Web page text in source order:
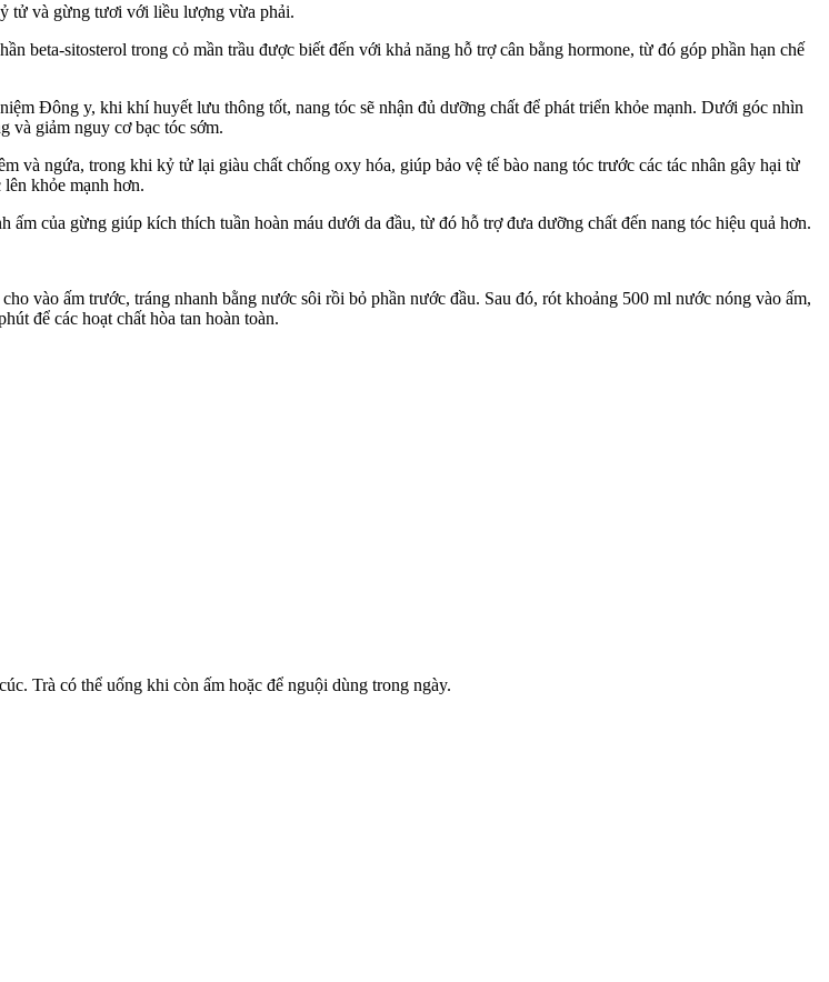
tử và gừng tươi với liều lượng vừa phải.
beta-sitosterol trong cỏ mần trầu được biết đến với khả năng hỗ trợ cân bằng hormone, từ đó góp phần hạn chế
Đông y, khi khí huyết lưu thông tốt, nang tóc sẽ nhận đủ dưỡng chất để phát triển khỏe mạnh. Dưới góc nhìn
và giảm nguy cơ bạc tóc sớm.
và ngứa, trong khi kỷ tử lại giàu chất chống oxy hóa, giúp bảo vệ tế bào nang tóc trước các tác nhân gây hại từ
khỏe mạnh hơn.
của gừng giúp kíc‌h thí‌ch tuần hoàn máu dưới da đầu, từ đó hỗ trợ đưa dưỡng chất đến nang tóc hiệu quả hơn.
vào ấm trước, tráng nhanh bằng nước sôi rồi bỏ phần nước đầu. Sau đó, rót khoảng 500 ml nước nóng vào ấm,
để các hoạt chất hòa tan hoàn toàn.
Trà có thể uống khi còn ấm hoặc để nguội dùng trong ngày.